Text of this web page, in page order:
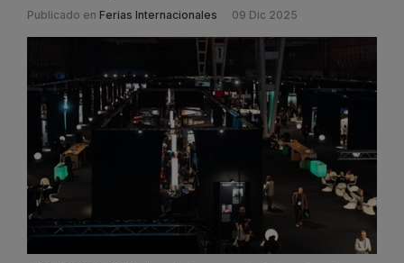
Publicado en Ferias Internacionales 09 Dic 2025